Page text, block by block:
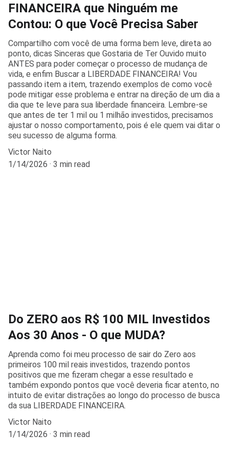
FINANCEIRA que Ninguém me
Contou: O que Você Precisa Saber
Compartilho com você de uma forma bem leve, direta ao
ponto, dicas Sinceras que Gostaria de Ter Ouvido muito
ANTES para poder começar o processo de mudança de
vida, e enfim Buscar a LIBERDADE FINANCEIRA! Vou
passando item a item, trazendo exemplos de como você
pode mitigar esse problema e entrar na direção de um dia a
dia que te leve para sua liberdade financeira. Lembre-se
que antes de ter 1 mil ou 1 milhão investidos, precisamos
ajustar o nosso comportamento, pois é ele quem vai ditar o
seu sucesso de alguma forma.
Victor Naito
1/14/2026
3 min read
Do ZERO aos R$ 100 MIL Investidos
Aos 30 Anos - O que MUDA?
Aprenda como foi meu processo de sair do Zero aos
primeiros 100 mil reais investidos, trazendo pontos
positivos que me fizeram chegar a esse resultado e
também expondo pontos que você deveria ficar atento, no
intuito de evitar distrações ao longo do processo de busca
da sua LIBERDADE FINANCEIRA.
Victor Naito
1/14/2026
3 min read